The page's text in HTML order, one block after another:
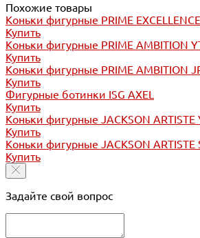
Похожие товары
Коньки фигурные PRIME
Купить
Коньки фигурные PRIME AMBITION
Купить
Коньки фигурные PRIME AMBITION
Купить
Фигурные ботинки ISG AXEL
Купить
Коньки фигурные JACKSON ARTISTE
Купить
Коньки фигурные JACKSON ARTISTE
Купить
Задайте свой вопрос